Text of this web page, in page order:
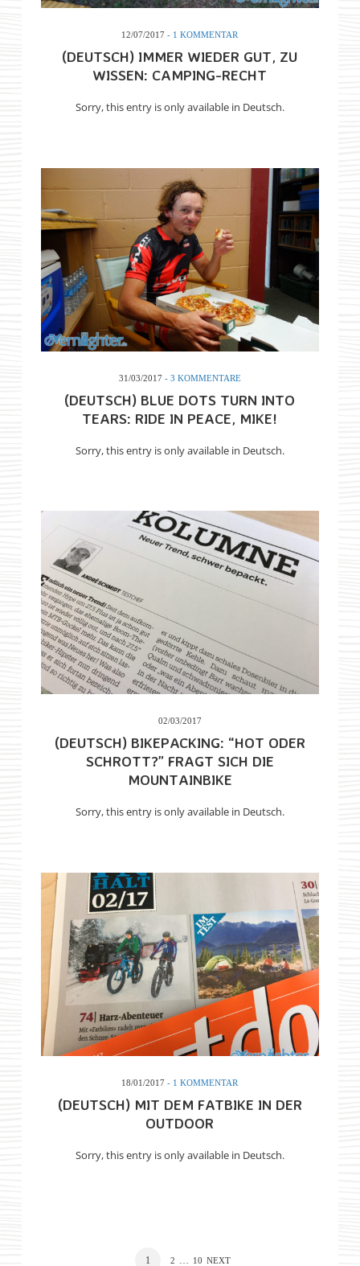
12/07/2017- 1 KOMMENTAR
(DEUTSCH) IMMER WIEDER GUT, ZU
WISSEN: CAMPING-RECHT
Sorry, this entry is only available in Deutsch.
31/03/2017 - 3 KOMMENTARE
(DEUTSCH) BLUE DOTS TURN INTO
TEARS: RIDE IN PEACE, MIKE!
Sorry, this entry is only available in Deutsch.
02/03/2017
(DEUTSCH) BIKEPACKING: “HOT ODER
SCHROTT?” FRAGT SICH DIE
MOUNTAINBIKE
Sorry, this entry is only available in Deutsch.
18/01/2017- 1 KOMMENTAR
(DEUTSCH) MIT DEM FATBIKE IN DER
OUTDOOR
Sorry, this entry is only available in Deutsch.
1 2 … 10 NEXT